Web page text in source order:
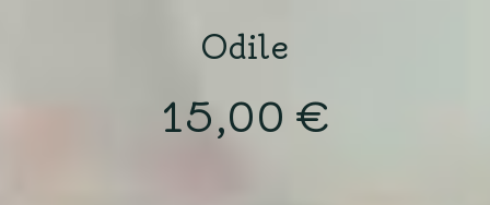
Odile
15,00 €